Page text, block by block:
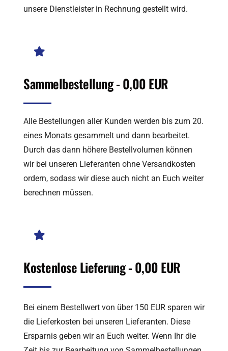
unsere Dienstleister in Rechnung gestellt wird.
Sammelbestellung - 0,00 EUR
Alle Bestellungen aller Kunden werden bis zum 20.
eines Monats gesammelt und dann bearbeitet.
Durch das dann höhere Bestellvolumen können
wir bei unseren Lieferanten ohne Versandkosten
ordern, sodass wir diese auch nicht an Euch weiter
berechnen müssen.
Kostenlose Lieferung - 0,00 EUR
Bei einem Bestellwert von über 150 EUR sparen wir
die Lieferkosten bei unseren Lieferanten. Diese
Ersparnis geben wir an Euch weiter. Wenn Ihr die